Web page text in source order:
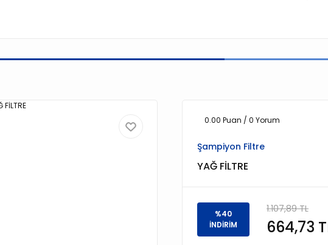
0.00 Puan / 0 Yorum
Şampiyon Filtre
YAĞ FİLTRE
%40
İNDİRİM
1.107,89 TL
664,73